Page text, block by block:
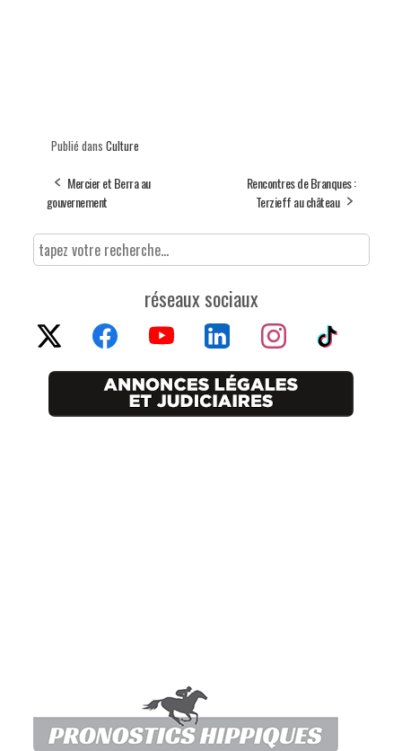
Publié dans Culture
Mercier et Berra au
gouvernement
Rencontres de Branques :
Terzieff au château
réseaux sociaux